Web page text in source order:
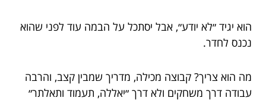
הוא יגיד ״לא יודע״, אבל יסתכל על הבמה עוד לפני שהוא
נכנס לחדר.
מה הוא צריך? קבוצה מכילה, מדריך שמבין קצב, והרבה
עבודה דרך משחקים ולא דרך ״יאללה, תעמוד ותאלתר״